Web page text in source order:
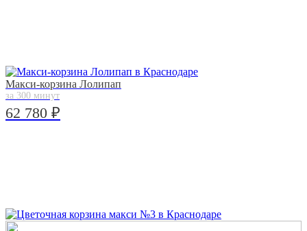
Макси-корзина Лолипап
за 300 минут
62 780 ₽